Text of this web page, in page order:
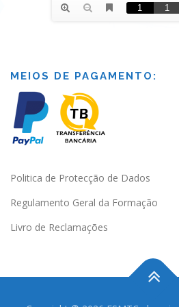
MEIOS DE PAGAMENTO:
Politica de Protecção de Dados
Regulamento Geral da Formação
Livro de Reclamações